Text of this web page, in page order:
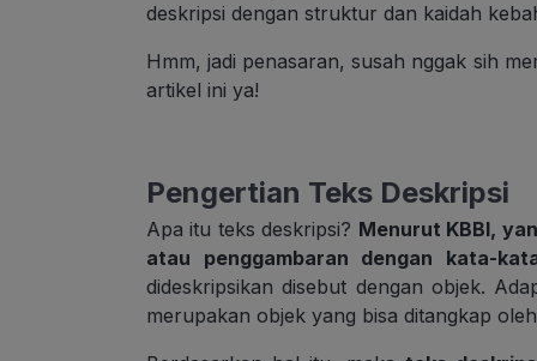
deskripsi dengan struktur dan kaidah
Hmm, jadi penasaran, susah nggak sih
artikel ini ya!
Pengertian Teks Deskripsi
Apa itu teks deskripsi? Menurut KBBI,
atau penggambaran dengan kata-
dideskripsikan disebut dengan objek.
merupakan objek yang bisa ditangkap